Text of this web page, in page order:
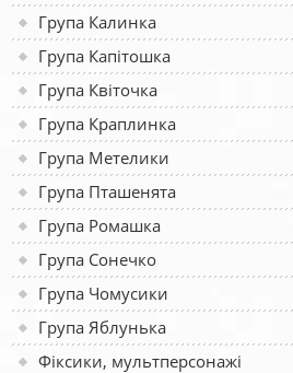
Група Калинка
Група Капітошка
Група Квіточка
Група Краплинка
Група Метелики
Група Пташенята
Група Ромашка
Група Сонечко
Група Чомусики
Група Яблунька
Фіксики, мультперсонажі